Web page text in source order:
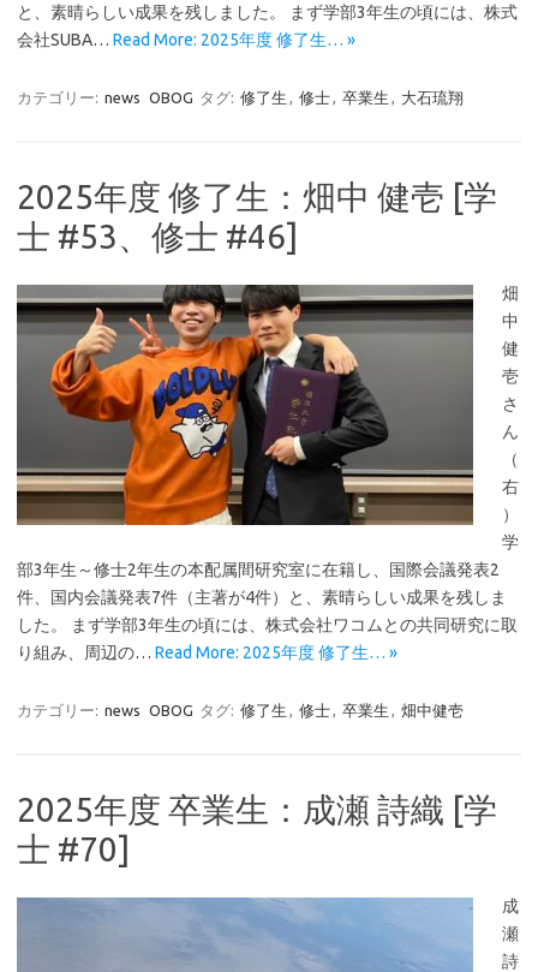
と、素晴らしい成果を残しました。 まず学部3年生の頃には、株式
会社SUBA… Read More: 2025年度 修了生… »
カテゴリー: news OBOG タグ: 修了生 , 修士, 卒業生 , 大石琉翔
2025年度 修了生：畑中 健壱 [学
士 #53、修士 #46]
畑
中
健
壱
さ
ん
（
右
）
学
部3年生～修士2年生の本配属間研究室に在籍し、国際会議発表2
件、国内会議発表7件（主著が4件）と、素晴らしい成果を残しま
した。 まず学部3年生の頃には、株式会社ワコムとの共同研究に取
り組み、周辺の… Read More: 2025年度 修了生… »
カテゴリー: news OBOG タグ: 修了生 , 修士, 卒業生 , 畑中健壱
2025年度 卒業生：成瀬 詩織 [学
士 #70]
成
瀬
詩